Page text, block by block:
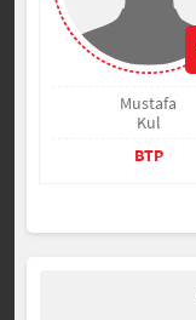
Mustafa
Kul
BTP